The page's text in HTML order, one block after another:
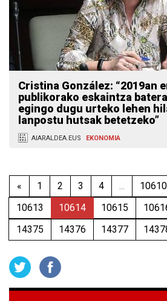
Cristina González: “2019an
publikorako eskaintza
egingo dugu urteko lehen
lanpostu hutsak betetzeko”
AIARALDEA.EUS EKONOMIA
« 1 2 3 4 ... 10610
10613
10614 10615
14375
14376 14377